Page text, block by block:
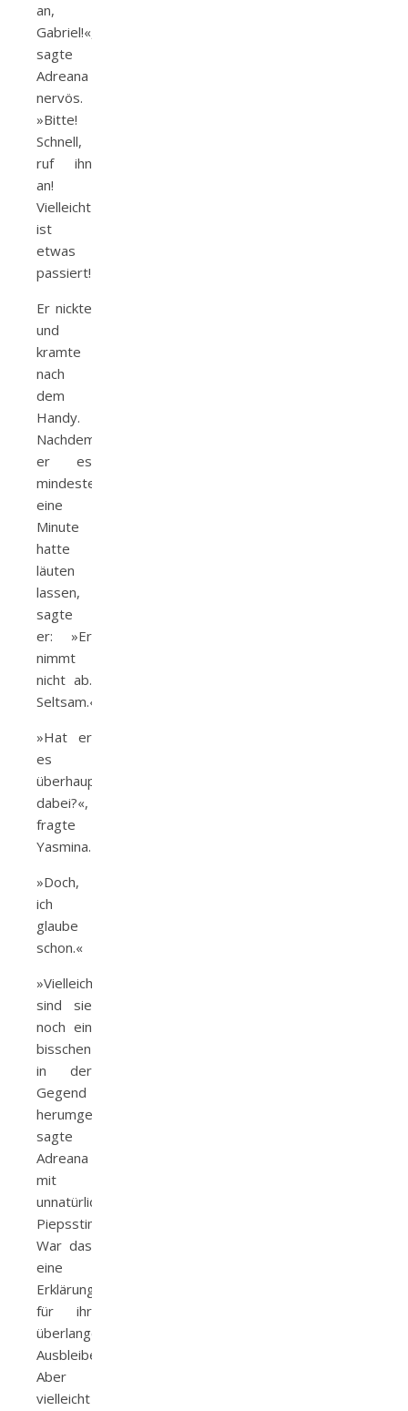
an,
Gabriel!«,
sagte
Adreana
nervös.
»Bitte!
Schnell,
ruf ihn
an!
Vielleicht
ist
etwas
passiert!«
Er nickte
und
kramte
nach
dem
Handy.
Nachdem
er es
mindestens
eine
Minute
hatte
läuten
lassen,
sagte
er: »Er
nimmt
nicht ab.
Seltsam.«
»Hat er
es
überhaupt
dabei?«,
fragte
Yasmina.
»Doch,
ich
glaube
schon.«
»Vielleicht
sind sie
noch ein
bisschen
in der
Gegend
herumgekurvt«,
sagte
Adreana
mit
unnatürlicher
Piepsstimme.
War das
eine
Erklärung
für ihr
überlanges
Ausbleiben?
Aber
vielleicht